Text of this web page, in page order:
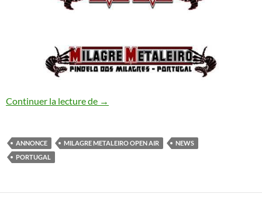
Continuer la lecture de Milagre Metaleiro Open Air Festival
→
ANNONCE MILAGRE METALEIRO OPEN AIR
NEWS
PORTUGAL